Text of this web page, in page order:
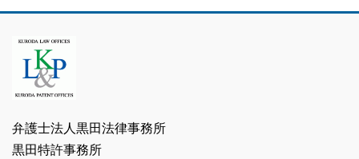
弁護士法人黒田法律事務所
黒田特許事務所